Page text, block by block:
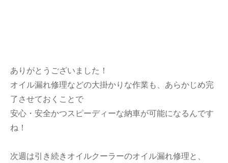
ありがとうございました！
オイル漏れ修理などの大掛かりな作業も、あらかじめ完
了させておくことで
安心・安全かつスピーディーな納車が可能になるんです
ね！
次週は引き続きオイルクーラーのオイル漏れ修理と、